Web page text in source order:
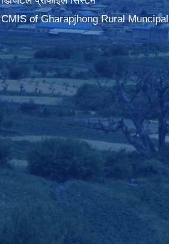
CMIS of Gharapjhong Rural